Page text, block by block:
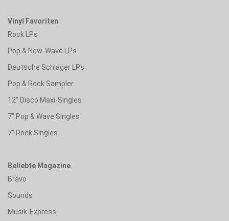
Vinyl Favoriten
Rock LPs
Pop & New-Wave LPs
Deutsche Schlager LPs
Pop & Rock Sampler
12" Disco Maxi-Singles
7" Pop & Wave Singles
7" Rock Singles
Beliebte Magazine
Bravo
Sounds
Musik-Express